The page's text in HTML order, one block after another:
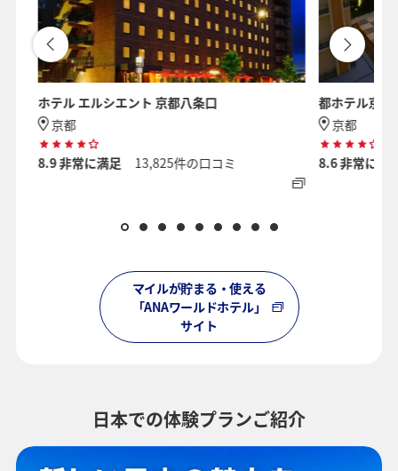
ホテル エルシエント 京都八条口
京都
8.9非常に満足 13,825件の口コミ
都ホテル京都
京都
8.6非常に満
マイルが貯まる・使える
「ANAワールドホテル」
サイト
日本での体験プランご紹介